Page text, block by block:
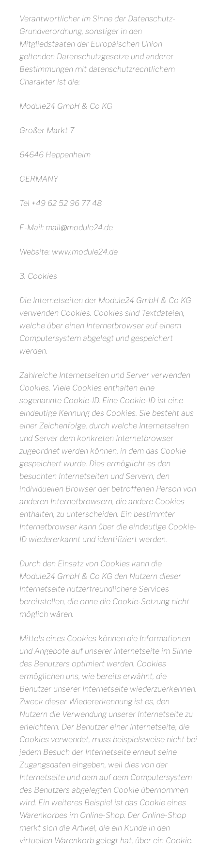
Verantwortlicher im Sinne der Datenschutz-
Grundverordnung, sonstiger in den
Mitgliedstaaten der Europäischen Union
geltenden Datenschutzgesetze und anderer
Bestimmungen mit datenschutzrechtlichem
Charakter ist die:
Module24 GmbH & Co KG
Großer Markt 7
64646 Heppenheim
GERMANY
Tel +49 62 52 96 77 48
E-Mail: mail@module24.de
Website: www.module24.de
3. Cookies
Die Internetseiten der Module24 GmbH & Co KG
verwenden Cookies. Cookies sind Textdateien,
welche über einen Internetbrowser auf einem
Computersystem abgelegt und gespeichert
werden.
Zahlreiche Internetseiten und Server verwenden
Cookies. Viele Cookies enthalten eine
sogenannte Cookie-ID. Eine Cookie-ID ist eine
eindeutige Kennung des Cookies. Sie besteht aus
einer Zeichenfolge, durch welche Internetseiten
und Server dem konkreten Internetbrowser
zugeordnet werden können, in dem das Cookie
gespeichert wurde. Dies ermöglicht es den
besuchten Internetseiten und Servern, den
individuellen Browser der betroffenen Person von
anderen Internetbrowsern, die andere Cookies
enthalten, zu unterscheiden. Ein bestimmter
Internetbrowser kann über die eindeutige Cookie-
ID wiedererkannt und identifiziert werden.
Durch den Einsatz von Cookies kann die
Module24 GmbH & Co KG den Nutzern dieser
Internetseite nutzerfreundlichere Services
bereitstellen, die ohne die Cookie-Setzung nicht
möglich wären.
Mittels eines Cookies können die Informationen
und Angebote auf unserer Internetseite im Sinne
des Benutzers optimiert werden. Cookies
ermöglichen uns, wie bereits erwähnt, die
Benutzer unserer Internetseite wiederzuerkennen.
Zweck dieser Wiedererkennung ist es, den
Nutzern die Verwendung unserer Internetseite zu
erleichtern. Der Benutzer einer Internetseite, die
Cookies verwendet, muss beispielsweise nicht bei
jedem Besuch der Internetseite erneut seine
Zugangsdaten eingeben, weil dies von der
Internetseite und dem auf dem Computersystem
des Benutzers abgelegten Cookie übernommen
wird. Ein weiteres Beispiel ist das Cookie eines
Warenkorbes im Online-Shop. Der Online-Shop
merkt sich die Artikel, die ein Kunde in den
virtuellen Warenkorb gelegt hat, über ein Cookie.